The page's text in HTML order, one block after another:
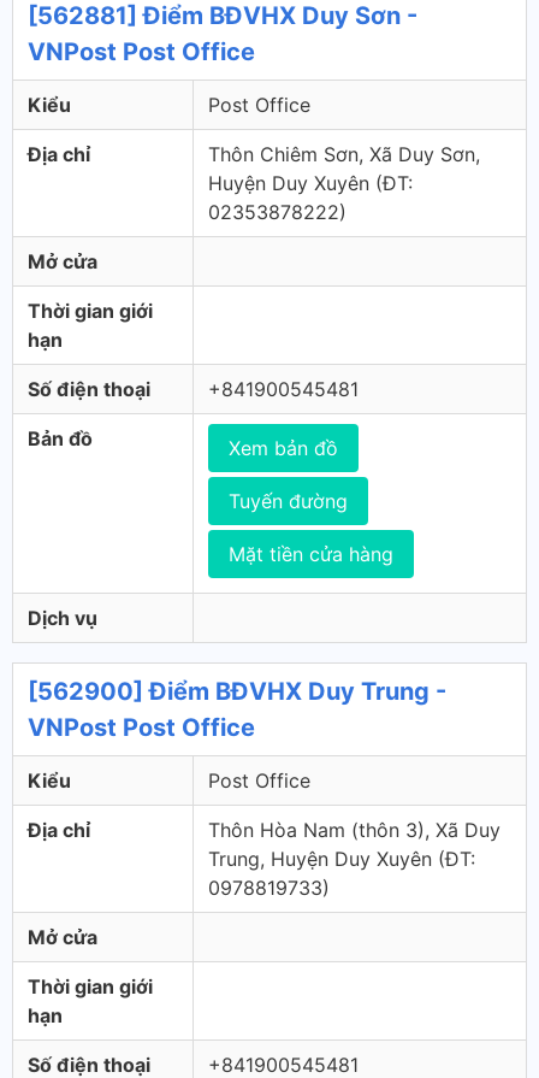
[562881] Điểm BĐVHX Duy Sơn -
VNPost Post Office
Kiểu Post Office
Địa chỉ
Thôn Chiêm Sơn, Xã Duy Sơn,
Huyện Duy Xuyên (ÐT:
02353878222)
Mở cửa
Thời gian giới
hạn
Số điện thoại +841900545481
Bản đồ Xem bản đồ
Tuyến đường
Mặt tiền cửa hàng
Dịch vụ
[562900] Điểm BĐVHX Duy Trung -
VNPost Post Office
Kiểu Post Office
Địa chỉ
Thôn Hòa Nam (thôn 3), Xã Duy
Trung, Huyện Duy Xuyên (ÐT:
0978819733)
Mở cửa
Thời gian giới
hạn
Số điện thoại +841900545481